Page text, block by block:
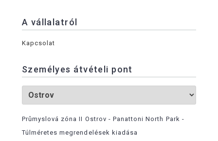
A vállalatról
Kapcsolat
Személyes átvételi pont
Průmyslová zóna II Ostrov - Panattoni North Park -
Túlméretes megrendelések kiadása